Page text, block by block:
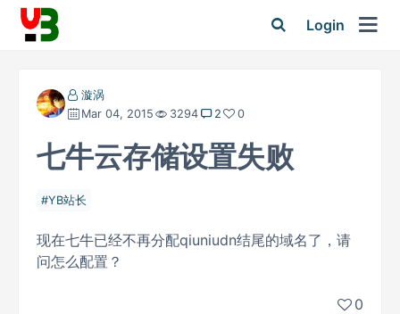
Login
漩涡
Mar 04, 2015
3294 2 0
七牛云存储设置失败
YB站长
现在七牛已经不再分配qiuniudn结尾的域名了，请
问怎么配置？
0